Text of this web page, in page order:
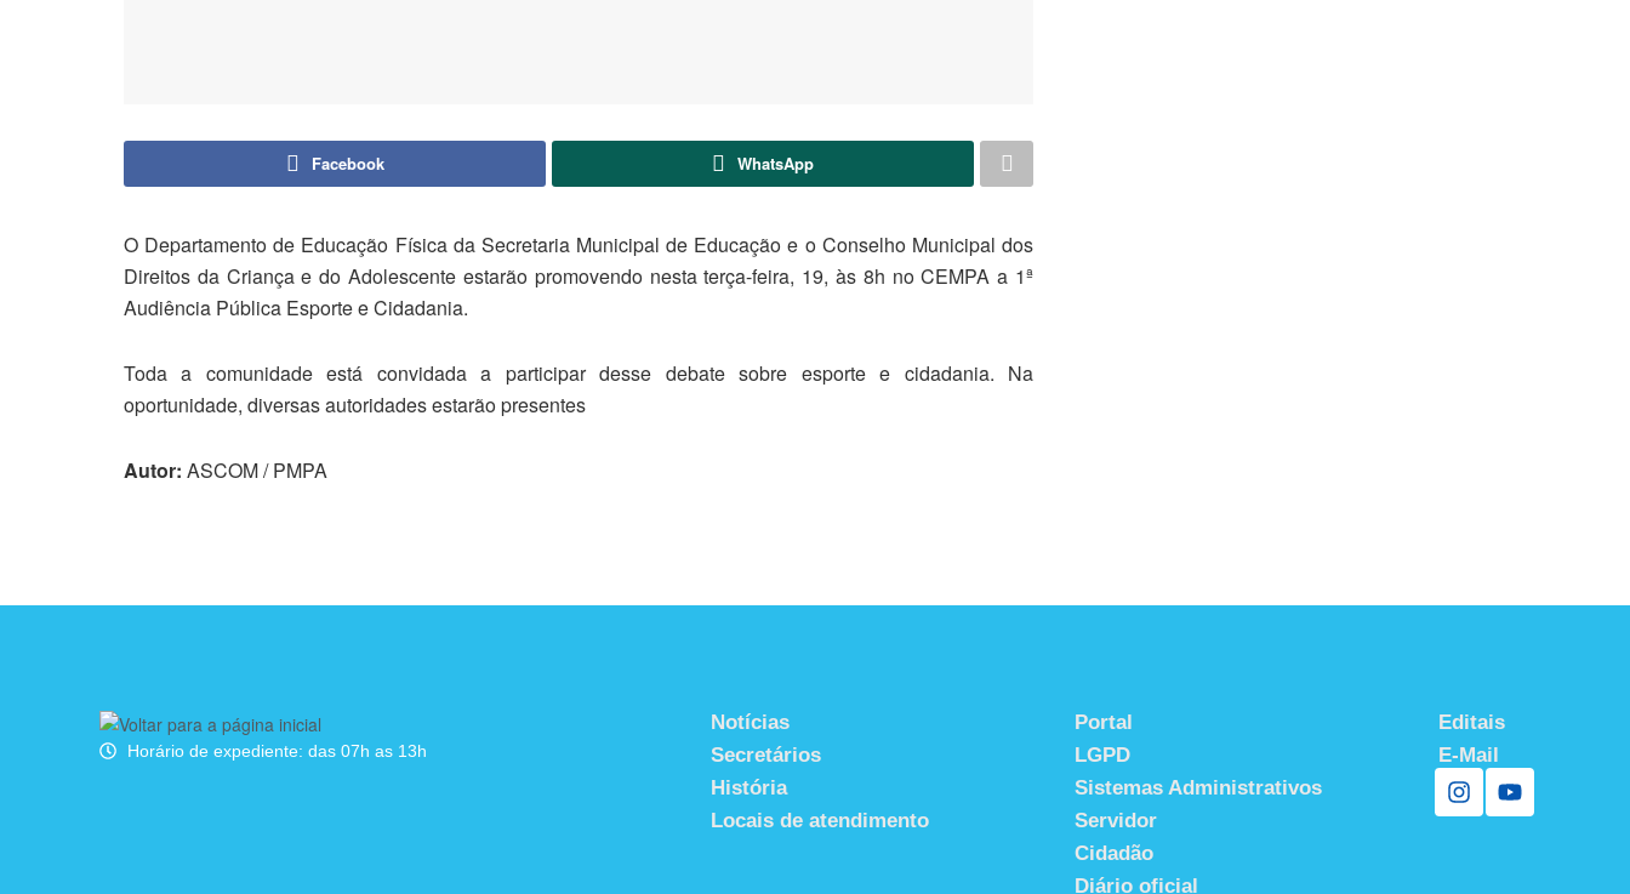
Facebook WhatsApp
O Departamento de Educação Física da Secretaria Municipal de Educação e o Conselho Municipal dos
Direitos da Criança e do Adolescente estarão promovendo nesta terça-feira, 19, às 8h no CEMPA a 1ª
Audiência Pública Esporte e Cidadania.
Toda a comunidade está convidada a participar desse debate sobre esporte e cidadania. Na
oportunidade, diversas autoridades estarão presentes
Autor: ASCOM / PMPA
Horário de expediente: das 07h as 13h
Notícias
Secretários
História
Locais de atendimento
Portal
LGPD
Sistemas Administrativos
Servidor
Cidadão
Diário oficial
Editais
E-Mail